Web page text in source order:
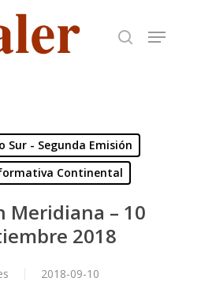
Sur - Segunda Emisión
Continental
Meridiana – 10
2018
2018-09-10